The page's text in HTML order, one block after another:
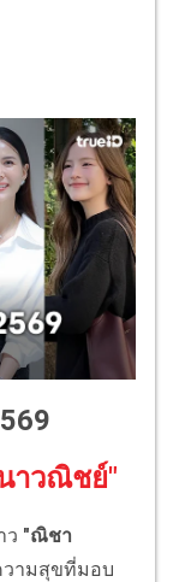
าวณิชย์"
ว "ณิชา
วามสุขที่มอบ